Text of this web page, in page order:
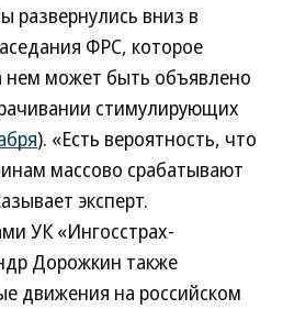
развернулись вниз в
ФРС, которое
нем может быть объявлено
стимулирующих
). «Есть вероятность, что
массово срабатывают
эксперт.
УК «Ингосстрах-
Дорожкин также
движения на российском